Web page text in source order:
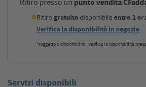
Ritiro presso un
Ritiro gratuito disponibileentro 1
Verifica la disponibilità in negozio
*soggetto a disponibilità , verifica la disponibilità
Servizi disponibili